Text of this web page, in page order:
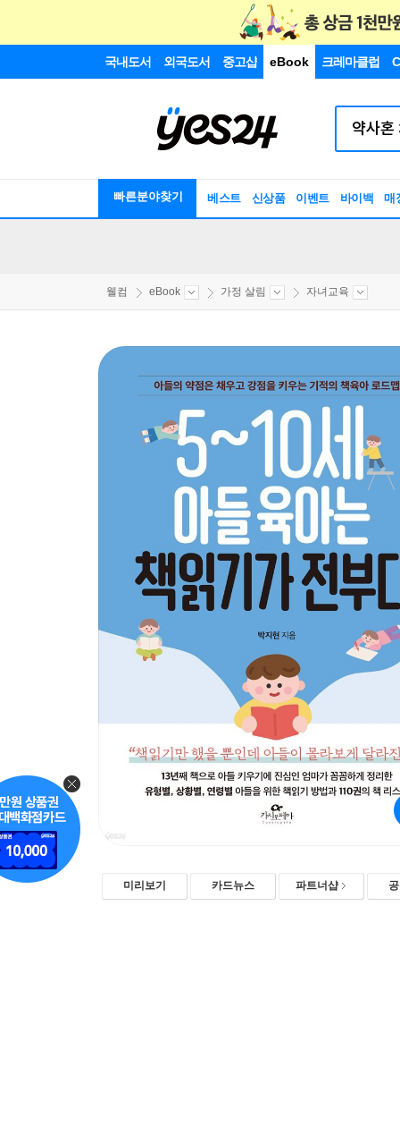
국내도서 외국도서 중고샵 eBook 크레마클럽
빠른분야찾기 베스트 신상품 이벤트 바이백 매
웰컴 eBook 가정 살림 자녀교육
미리보기 카드뉴스 파트너샵